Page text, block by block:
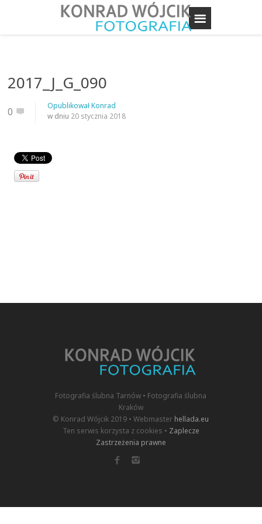
2017_J_G_090
0 OpublikowałKonrad
w dniu 20 stycznia 2018
Fotografia ślubna Tarnów • Fotografia ślubna
Kraków
© Konrad Wójcik 2019 • Webmaster hellada.eu
Ten serwis korzysta z cookies • Zaplecze
Zastrzeżenia prawne